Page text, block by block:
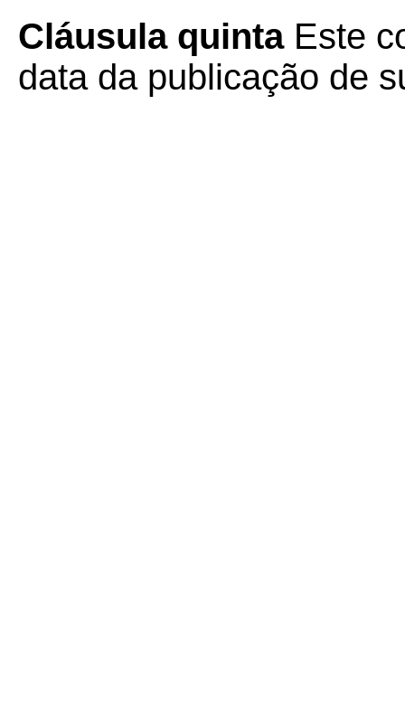
Cláusula quintaEste
data da publicação de